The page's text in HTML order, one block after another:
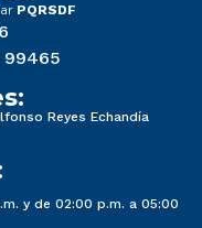
PQRSDF
99465
Reyes Echandía
y de 02:00 p.m. a 05:00